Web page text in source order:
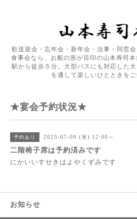
歓送迎会・忘年会・新年会・法事・同窓
食事会なら、お船の形が目印の山本寿司
駅から徒歩５分。大型バスにも対応した
を通して楽しいひとときをご
★宴会予約状況★
予約あり 2025-07-09 (水) 12:00～
二階椅子席は予約済みです
にかいいすせきはよやくずみです
お知らせ